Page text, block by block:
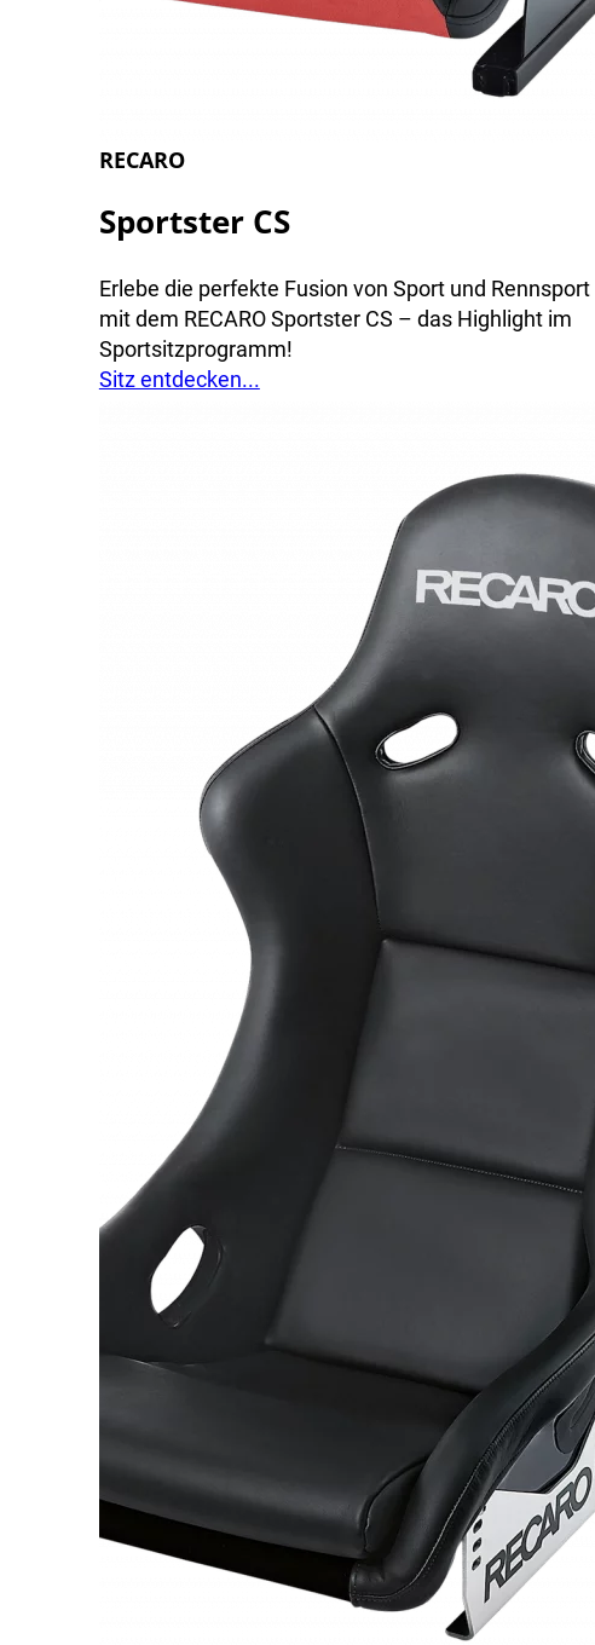
RECARO
Sportster CS
Erlebe die perfekte Fusion von Sport und Rennsport
mit dem RECARO Sportster CS – das Highlight im
Sportsitzprogramm!
Sitz entdecken...